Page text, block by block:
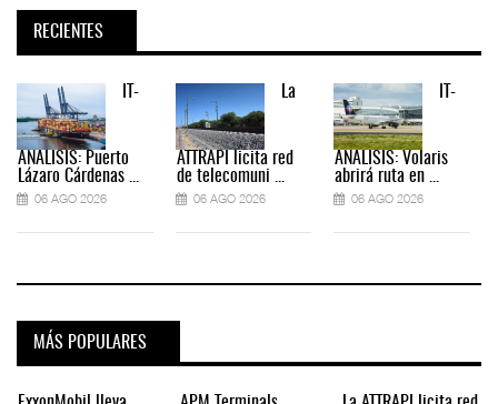
RECIENTES
IT-
ANÁLISIS: Puerto
Lázaro Cárdenas ...
06 AGO 2026
La
ATTRAPI licita red
de telecomuni ...
06 AGO 2026
IT-
ANÁLISIS: Volaris
abrirá ruta en ...
06 AGO 2026
MÁS POPULARES